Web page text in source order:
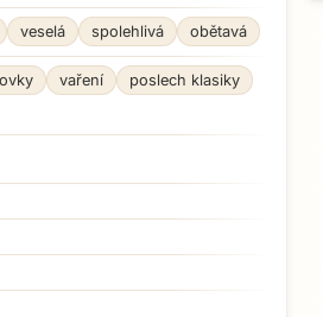
veselá spolehlivá obětavá
vaření
poslech klasiky